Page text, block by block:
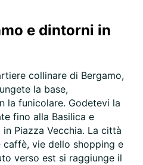
e dintorni in
collinare di Bergamo,
la base,
la funicolare. Godetevi la
fino alla Basilica e
Piazza Vecchia. La città
caffè, vie dello shopping e
verso est si raggiunge il